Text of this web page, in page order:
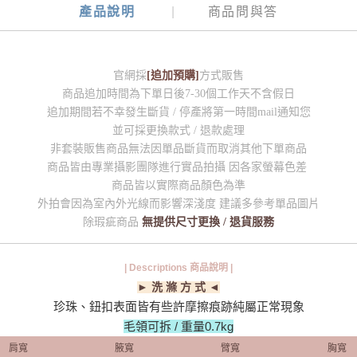
產品說明 商品問與答
官網採 [追加預購] 方式販售
商品追加時間為下單日後7-30個工作天不含假日
追加期間若不幸發生斷貨 / 停產將第一時間mail通知您
並可採更換款式 / 退款處理
非套裝販售商品無法因單品斷貨而取消其他下單商品
商品皆由專業攝影團隊進行實品拍攝 因各家螢幕色差
商品皆以實際商品顏色為準
外拍會因為室內外光線而影響深淺度 建議多參考單品圖片
除瑕疵商品 無提供尺寸更換 / 退貨服務
| Descriptions 商品說明 |
► 洗 滌 方 式 ◄
珍珠、鈕扣表面皆有些許摩擦痕跡純屬正常現象
毛領可拆 / 重量0.7kg
肩寬 腋寬 臂寬 胸寬